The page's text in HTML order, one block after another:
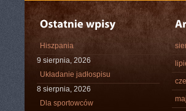
Hiszpania
9 sierpnia, 2026
Układanie jadłospisu
8 sierpnia, 2026
Dla sportowców